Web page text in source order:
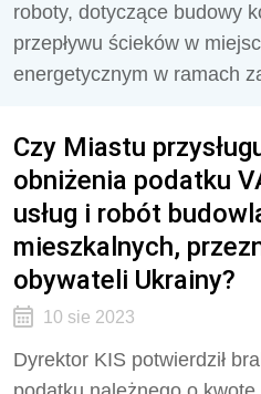
roboty, dotyczące budowy
przepływu ścieków w
energetycznym w ramach
Czy Miastu
obniżenia podatku
usług i robót
mieszkalnych,
obywateli Ukrainy?
10 sie 2023
Dyrektor KIS potwierdził